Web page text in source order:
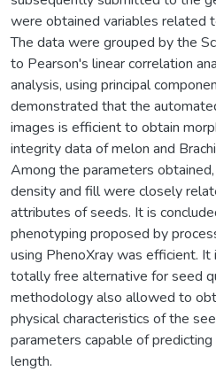
were obtained variables related
The data were grouped by the
to Pearson's linear correlation
analysis, using principal
demonstrated that the
images is efficient to obtain
integrity data of melon and
Among the parameters
density and fill were closely
attributes of seeds. It is
phenotyping proposed by
using PhenoXray was efficient.
totally free alternative for seed
methodology also allowed to
physical characteristics of the
parameters capable of
length.